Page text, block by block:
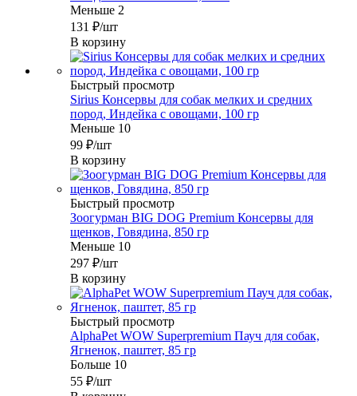
Меньше 2
131 ₽/шт
В корзину
Быстрый просмотр
Sirius Консервы для собак мелких и средних
пород, Индейка с овощами, 100 гр
Меньше 10
99 ₽/шт
В корзину
Быстрый просмотр
Зоогурман BIG DOG Premium Консервы для
щенков, Говядина, 850 гр
Меньше 10
297 ₽/шт
В корзину
Быстрый просмотр
AlphaPet WOW Superpremium Пауч для собак,
Ягненок, паштет, 85 гр
Больше 10
55 ₽/шт